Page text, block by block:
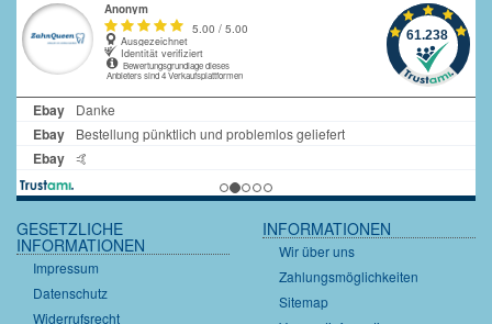
GESETZLICHE
INFORMATIONEN
Impressum
Datenschutz
Widerrufsrecht
INFORMATIONEN
Wir über uns
Zahlungsmöglichkeiten
Sitemap